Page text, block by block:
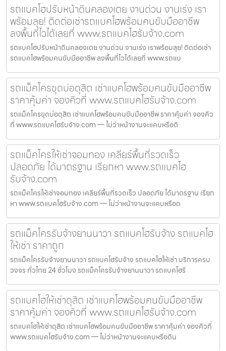
รถแบคโฮปรับหน้าดินคลองเตย งานด่วน งานเร่ง เรา
พร้อมลุย! ติดต่อเช่ารถแบคโฮพร้อมคนขับมืออาชีพ
ลงพื้นที่ไวได้เลยที่ www.รถแบคโฮรับจ้าง.com
รถแบคโฮปรับหน้าดินคลองเตย งานด่วน งานเร่ง เราพร้อมลุย! ติดต่อเช่า
รถแบคโฮพร้อมคนขับมืออาชีพ ลงพื้นที่ไวได้เลยที่ www.รถแบ
รถแม็คโครขุดบ่อดุสิต เช่าแบคโฮพร้อมคนขับมืออาชีพ
ราคาคุ้มค่า จองคิวที่ www.รถแบคโฮรับจ้าง.com
รถแม็คโครขุดบ่อดุสิต เช่าแบคโฮพร้อมคนขับมืออาชีพ ราคาคุ้มค่า จองคิว
ที่ www.รถแบคโฮรับจ้าง.com — ไม่ว่าหน้างานจะแคบหรือดิ
รถแม็คโครให้เช่าจอมทอง เคลียร์พื้นที่รวดเร็ว
ปลอดภัย ได้มาตรฐาน เรียกหา www.รถแบคโฮ
รับจ้าง.com
รถแม็คโครให้เช่าจอมทอง เคลียร์พื้นที่รวดเร็ว ปลอดภัย ได้มาตรฐาน เรียก
หา www.รถแบคโฮรับจ้าง.com — ไม่ว่าหน้างานจะแคบหรือด
รถแม็คโครรับจ้างยานนาวา รถแบคโฮรับจ้าง รถแบคโฮ
ให้เช่า ราคาถูก
รถแม็คโครรับจ้างยานนาวา รถแบคโฮรับจ้าง รถแบคโฮให้เช่า บริการครบ
วงจร ทั่วไทย 24 ชั่วโมง รถแม็คโครรับจ้างยานนาวา รถแบคโฮรั
รถแบคโฮให้เช่าดุสิต เช่าแบคโฮพร้อมคนขับมืออาชีพ
ราคาคุ้มค่า จองคิวที่ www.รถแบคโฮรับจ้าง.com
รถแบคโฮให้เช่าดุสิต เช่าแบคโฮพร้อมคนขับมืออาชีพ ราคาคุ้มค่า จองคิวที่
www.รถแบคโฮรับจ้าง.com — ไม่ว่าหน้างานจะแคบหรือดิน